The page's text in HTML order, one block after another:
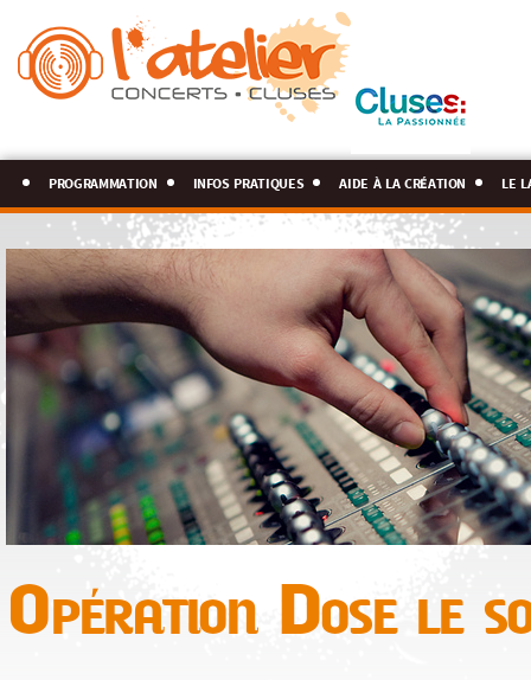
programmation infos pratiques aide à la création le
Opération Dose le